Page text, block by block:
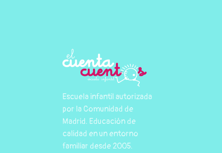
Escuela infantil autorizada
por la Comunidad de
Madrid. Educación de
calidad en un entorno
familiar desde 2005.